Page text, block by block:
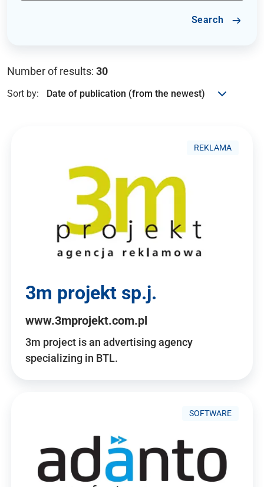
Search
Number of results: 30
Sort by:
REKLAMA
3m projekt sp.j.
www.3mprojekt.com.pl
3m project is an advertising agency
specializing in BTL.
SOFTWARE